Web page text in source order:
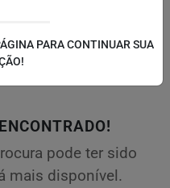
pode ter sido
mais disponível.
PARA CONTINUAR SUA